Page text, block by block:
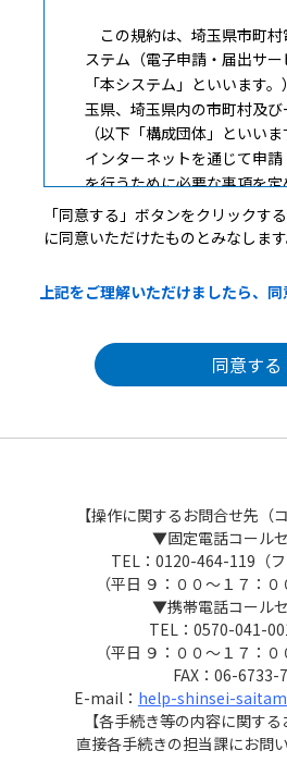
この規約は、埼玉県市町村
ステム（電子申請・届出サ
「本システム」といいます
玉県、埼玉県内の市町村及
（以下「構成団体」といいま
インターネットを通じて申
を行うために必要な事項を
本システムを利用して申請
要です。このことを前提に、
ステムのサービスを提供し
みについても、この規約に同
なします。
３ 利用者ＩＤ・パスワード
本システムを利用して申請
行う場合は、利用者たる本
い利用者登録を行うことが
す。
「同意する」ボタンをクリックす
に同意いただけたものとみなします
上記をご理解いただけましたら、同
【操作に関するお問合せ先（
▼固定電話コール
TEL：0120-464-119（フ
（平日 ９：００～１７：０
▼携帯電話コール
TEL：0570-041-
（平日 ９：００～１７：０
FAX：06-6733-
E-mail： help-shinsei-
【各手続き等の内容に関する
直接各手続きの担当課にお問